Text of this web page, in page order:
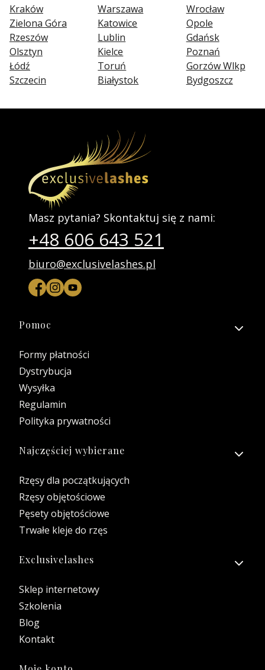
Kraków
Zielona Góra
Rzeszów
Olsztyn
Łódź
Szczecin
Warszawa
Katowice
Lublin
Kielce
Toruń
Białystok
Wrocław
Opole
Gdańsk
Poznań
Gorzów Wlkp
Bydgoszcz
Masz pytania? Skontaktuj się z nami:
+48 606 643 521
biuro@exclusivelashes.pl
Linki w stopce
Pomoc
Formy płatności
Dystrybucja
Wysyłka
Regulamin
Polityka prywatności
Najczęściej wybierane
Rzęsy dla początkujących
Rzęsy objętościowe
Pęsety objętościowe
Trwałe kleje do rzęs
Exclusivelashes
Sklep internetowy
Szkolenia
Blog
Kontakt